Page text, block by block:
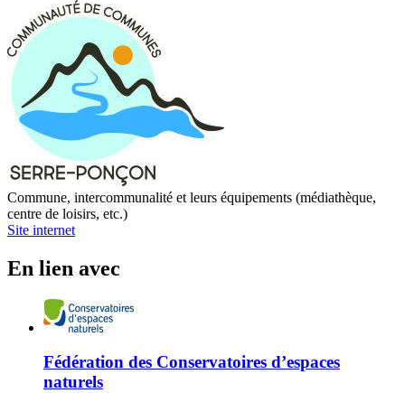
Commune, intercommunalité et leurs équipements (médiathèque,
centre de loisirs, etc.)
Site internet
En lien avec
Fédération des Conservatoires d’espaces
naturels